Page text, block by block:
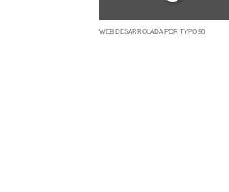
WEB DESARROLADA POR TYPO 90